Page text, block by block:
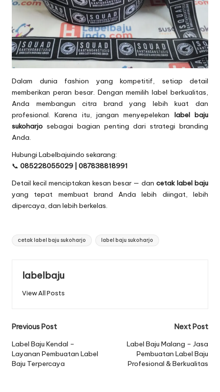
Dalam dunia fashion yang kompetitif, setiap detail
memberikan peran besar. Dengan memilih label berkualitas,
Anda membangun citra brand yang lebih kuat dan
profesional. Karena itu, jangan menyepelekan label baju
sukoharjo sebagai bagian penting dari strategi branding
Anda.
Hubungi Labelbajuindo sekarang:
📞 085228055029 | 087838818991
Detail kecil menciptakan kesan besar — dancetak label baju
yang tepat membuat brand Anda lebih diingat, lebih
dipercaya, dan lebih berkelas.
Tags:
cetak label baju sukoharjo label baju sukoharjo
labelbaju
View All Posts
Post
navigation
Previous Post
Label Baju Kendal –
Layanan Pembuatan Label
Baju Terpercaya
Next Post
Label Baju Malang – Jasa
Pembuatan Label Baju
Profesional & Berkualitas